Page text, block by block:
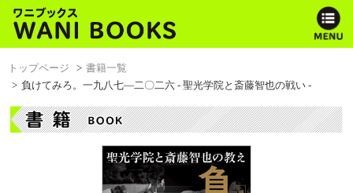
トップページ
書籍一覧
負けてみろ。一九八七―二〇二六 - 聖光学院と斎藤智也の戦い -